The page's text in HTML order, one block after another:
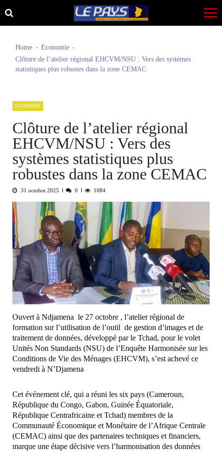
Skip
to
Skip
to
Home
Economie
Clôture de l’atelier régional EHCVM/NSU : Vers des systèmes
statistiques plus robustes dans la zone CEMAC
ECONOMIE
Clôture de l’atelier régional
EHCVM/NSU : Vers des
systèmes statistiques plus
robustes dans la zone CEMAC
31 octobre 2025 0 1084
Ouvert à Ndjamena le 27 octobre , l’atelier régional de
formation sur l’utilisation de l’outil de gestion d’images et de
traitement de données, développé par le Tchad, pour le volet
Unités Non Standards (NSU) de l’Enquête Harmonisée sur les
Conditions de Vie des Ménages (EHCVM), s’est achevé ce
vendredi à N’Djamena
Cet événement clé, qui a réuni les six pays (Cameroun,
République du Congo, Gabon, Guinée Équatoriale,
République Centrafricaine et Tchad) membres de la
Communauté Économique et Monétaire de l’Afrique Centrale
(CEMAC) ainsi que des partenaires techniques et financiers,
marque une étape décisive vers l’harmonisation des données